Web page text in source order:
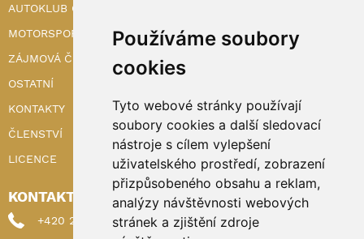
Používáme soubory
cookies
Tyto webové stránky používají
soubory cookies a další sledovací
nástroje s cílem vylepšení
uživatelského prostředí, zobrazení
přizpůsobeného obsahu a reklam,
analýzy návštěvnosti webových
stránek a zjištění zdroje
AUTOKLUB ČR
MOTORSPORT
ZÁJMOVÁ ČINNOST
OSTATNÍ
KONTAKTY
ČLENSTVÍ
LICENCE
KONTAKTY
+420 222 898 224 (sekretariat)